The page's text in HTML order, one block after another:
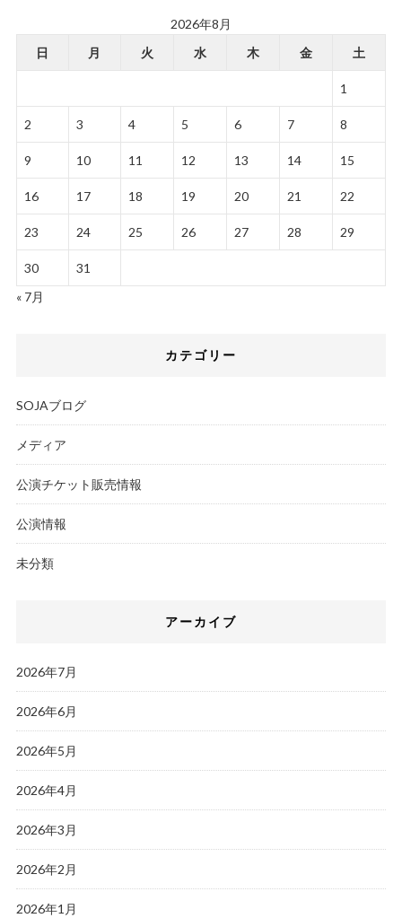
2026年8月
日
月 火 水 木 金 土
1
2 3 4 5 6 7 8
9 10 11 12 13 14 15
16 17 18 19 20 21 22
23 24 25 26 27 28 29
30
31
« 7月
カテゴリー
SOJAブログ
メディア
公演チケット販売情報
公演情報
未分類
アーカイブ
2026年7月
2026年6月
2026年5月
2026年4月
2026年3月
2026年2月
2026年1月